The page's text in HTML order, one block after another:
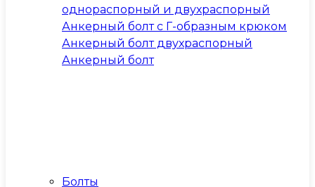
однораспорный и двухраспорный
Анкерный болт с Г-образным крюком
Анкерный болт двухраспорный
Анкерный болт
Болты